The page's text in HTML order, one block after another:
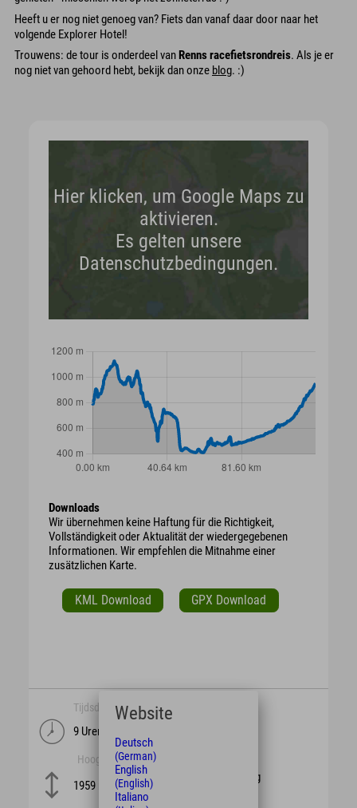
Heeft u er nog niet genoeg van? Fiets dan vanaf daar door naar het
volgende Explorer Hotel!
Trouwens: de tour is onderdeel vanRenns racefietsrondreis. Als je er
nog niet van gehoord hebt, bekijk dan onze blog. :)
Hier klicken, um Google Maps zu
aktivieren.
Es gelten unsere
Datenschutzbedingungen.
Downloads
Wir übernehmen keine Haftung für die Richtigkeit,
Vollständigkeit oder Aktualität der wiedergegebenen
Informationen. Wir empfehlen die Mitnahme einer
zusätzlichen Karte.
KML Download GPX Download
Tijdsduur
9 Uren
Hoogte
1959 m
schwierig
Website
Deutsch
(German)
English
(English)
Italiano